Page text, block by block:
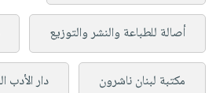
أصالة للطباعة والنشر والتوزيع
مكتبة لبنان ناشرون دار الأدب